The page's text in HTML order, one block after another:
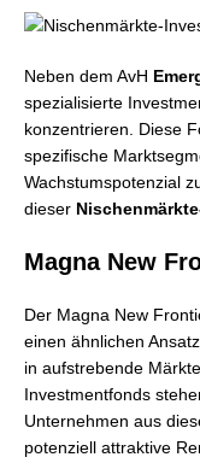
Neben dem AvH
spezialisierte
konzentrieren. Diese
spezifische
Wachstumspotenzial
dieser
Magna New
Der Magna New
einen ähnlichen
in aufstrebende
Investmentfonds
Unternehmen aus
potenziell attraktive